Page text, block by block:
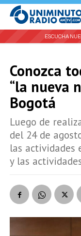
ESCUCHA
Conozca
“la nueva
Bogotá
Luego de
del 24 de
las actividades
y las